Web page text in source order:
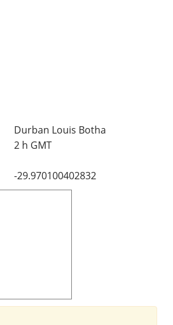
Durban Louis Botha
2 h GMT
-29.970100402832